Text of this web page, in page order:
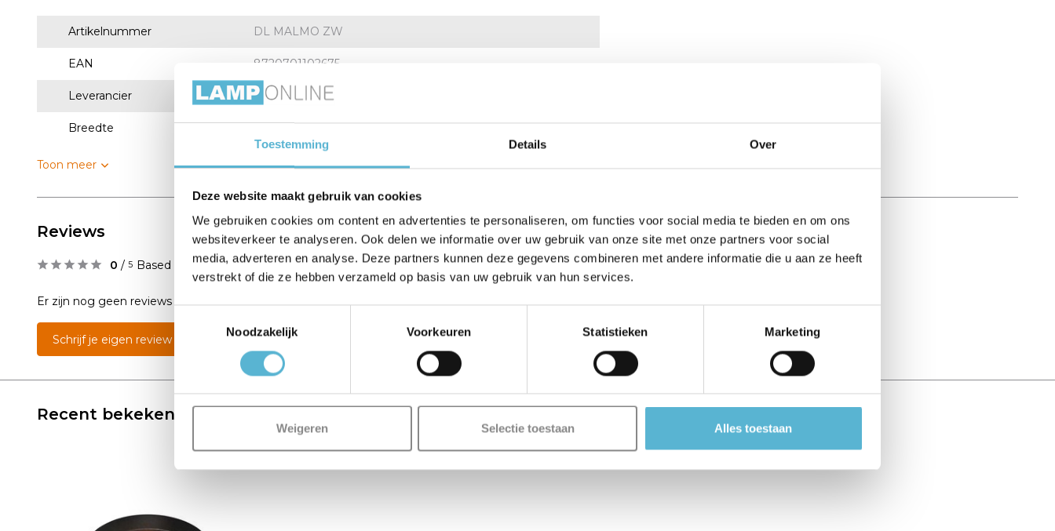
Toestemming Details Over
Deze website maakt gebruik van cookies
We gebruiken cookies om content en advertenties te personaliseren, om functies voor social media te bieden en om ons
websiteverkeer te analyseren. Ook delen we informatie over uw gebruik van onze site met onze partners voor social
media, adverteren en analyse. Deze partners kunnen deze gegevens combineren met andere informatie die u aan ze heeft
verstrekt of die ze hebben verzameld op basis van uw gebruik van hun services.
Noodzakelijk
Voorkeuren Statistieken Marketing
Weigeren Selectie toestaan Alles toestaan
Artikelnummer DL MALMO ZW
EAN 8720701102675
Leverancier Artdelight
Breedte 8.5 cm
Toon meer
Reviews
0 / 5 Based on 0 reviews
Er zijn nog geen reviews geschreven over dit product..
Schrijf je eigen review
Recent bekeken